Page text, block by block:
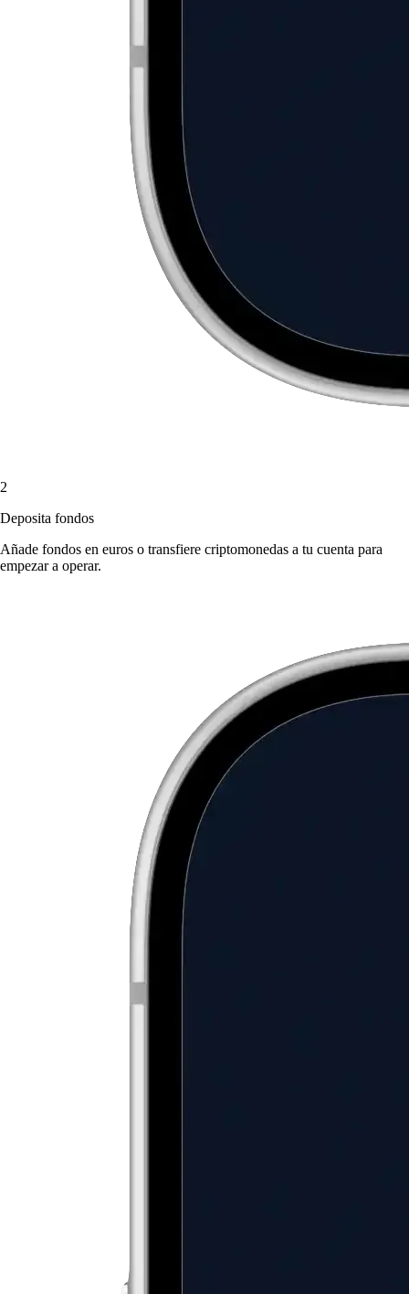
2
Deposita fondos
Añade fondos en euros o transfiere criptomonedas a tu cuenta para
empezar a operar.